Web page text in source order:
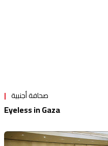
صحافة أجنبية
Eyeless in Gaza